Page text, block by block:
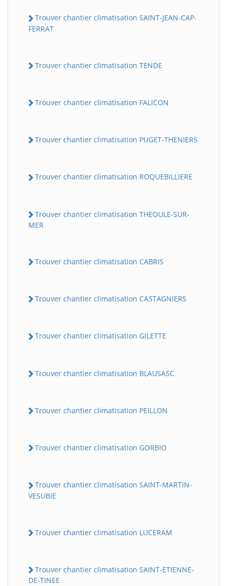
Trouver chantier climatisation SAINT-JEAN-CAP-
FERRAT
Trouver chantier climatisation TENDE
Trouver chantier climatisation FALICON
Trouver chantier climatisation PUGET-THENIERS
Trouver chantier climatisation ROQUEBILLIERE
Trouver chantier climatisation THEOULE-SUR-
MER
Trouver chantier climatisation CABRIS
Trouver chantier climatisation CASTAGNIERS
Trouver chantier climatisation GILETTE
Trouver chantier climatisation BLAUSASC
Trouver chantier climatisation PEILLON
Trouver chantier climatisation GORBIO
Trouver chantier climatisation SAINT-MARTIN-
VESUBIE
Trouver chantier climatisation LUCERAM
Trouver chantier climatisation SAINT-ETIENNE-
DE-TINEE